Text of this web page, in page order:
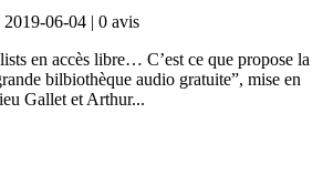
2019-06-04 | 0 avis
en accès libre… C’est ce que propose la
bilbiothèque audio gratuite”, mise en
Gallet et Arthur...